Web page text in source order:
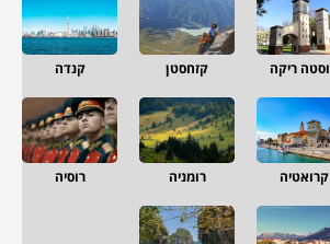
ריקה קזחסטן קנדה
קרואטיה רומניה רוסיה